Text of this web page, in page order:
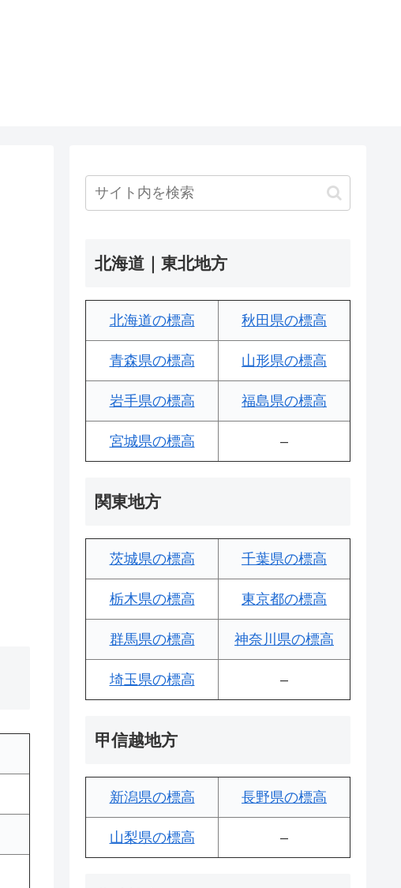
北海道｜東北地方
北海道の標高 秋田県の標高
青森県の標高 山形県の標高
岩手県の標高 福島県の標高
宮城県の標高 –
関東地方
茨城県の標高 千葉県の標高
栃木県の標高 東京都の標高
群馬県の標高 神奈川県の標高
埼玉県の標高 –
甲信越地方
新潟県の標高 長野県の標高
山梨県の標高 –